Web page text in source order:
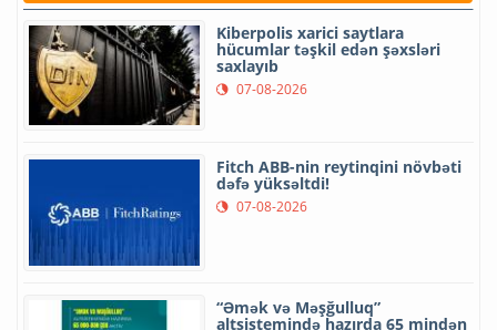
Kiberpolis xarici saytlara
hücumlar təşkil edən şəxsləri
saxlayıb
07-08-2026
Fitch ABB-nin reytinqini növbəti
dəfə yüksəltdi!
07-08-2026
“Əmək və Məşğulluq”
altsistemində hazırda 65 mindən